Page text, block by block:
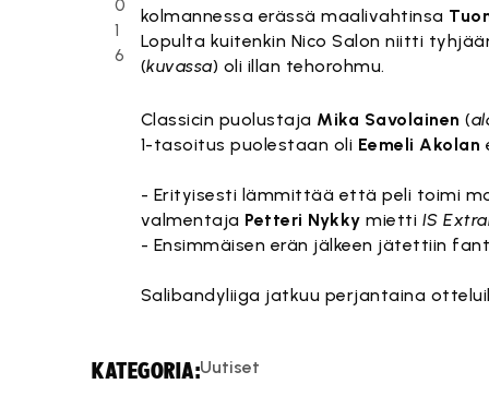
0
1
6
kolmannessa erässä maalivahtinsa
Lopulta kuitenkin Nico Salon niitti
(kuvassa) oli illan tehorohmu.
Classicin puolustaja Mika Savolainen (
1-tasoitus puolestaan oli Eemeli Akolan
- Erityisesti lämmittää että peli toimi
valmentaja Petteri Nykky mietti IS
- Ensimmäisen erän jälkeen jätettiin
Salibandyliiga jatkuu perjantaina
KATEGORIA:Uutiset